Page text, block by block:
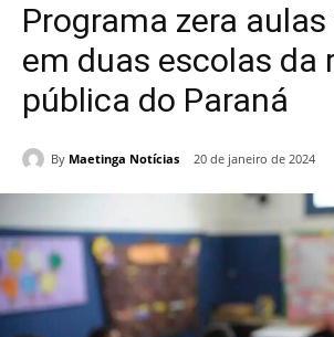
Programa zera
em duas escolas da
pública do Paraná
By Maetinga Notícias 20 de janeiro de 2024